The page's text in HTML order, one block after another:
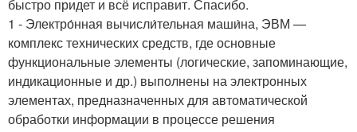
быстро придет и всё исправит. Спасибо.
1 - Электро́нная вычисли́тельная маши́на, ЭВМ —
комплекс технических средств, где основные
функциональные элементы (логические, запоминающие,
индикационные и др.) выполнены на электронных
элементах, предназначенных для автоматической
обработки информации в процессе решения